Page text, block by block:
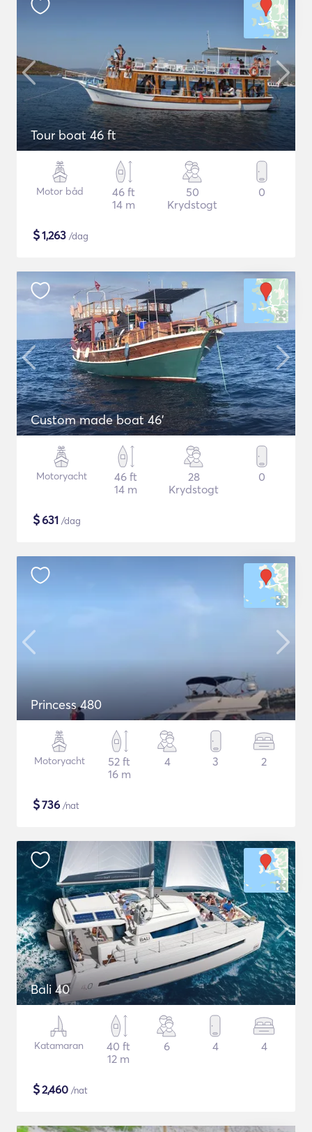
Tour boat 46 ft
Motor båd
46 ft
14 m
50
Krydstogt
0
$1,263 /dag
Custom made boat 46'
Motoryacht
46 ft
14 m
28
Krydstogt
0
$631 /dag
Princess 480
Motoryacht
52 ft
16 m
4 3 2
$736 /nat
Bali 40
Katamaran
40 ft
12 m
6 4 4
$2,460 /nat